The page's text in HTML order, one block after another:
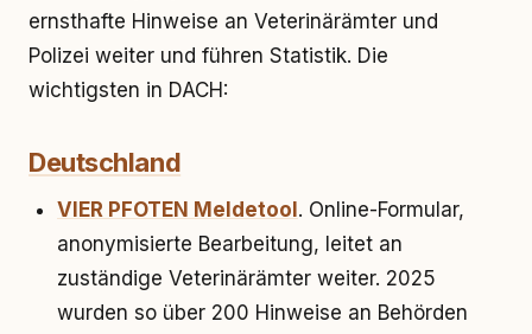
ernsthafte Hinweise an Veterinärämter und
Polizei weiter und führen Statistik. Die
wichtigsten in DACH:
Deutschland
VIER PFOTEN Meldetool . Online-Formular,
anonymisierte Bearbeitung, leitet an
zuständige Veterinärämter weiter. 2025
wurden so über 200 Hinweise an Behörden